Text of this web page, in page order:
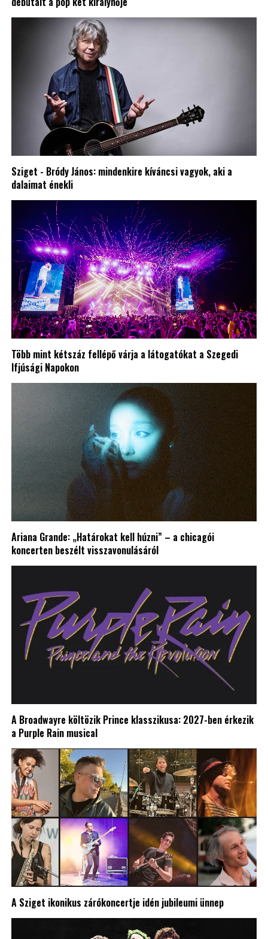
Sziget - Bródy János: mindenkire kíváncsi vagyok, aki a
dalaimat énekli
Több mint kétszáz fellépő várja a látogatókat a Szegedi
Ifjúsági Napokon
Ariana Grande: „Határokat kell húzni” – a chicagói
koncerten beszélt visszavonulásáról
A Broadwayre költözik Prince klasszikusa: 2027-ben érkezik
a Purple Rain musical
A Sziget ikonikus zárókoncertje idén jubileumi ünnep